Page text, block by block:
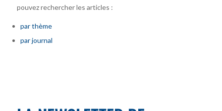
pouvez rechercher les articles :
par thème
par journal